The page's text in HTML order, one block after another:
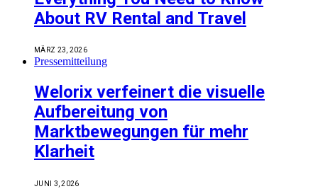
About RV Rental and Travel
MÄRZ 23, 2026
Pressemitteilung
Welorix verfeinert die visuelle
Aufbereitung von
Marktbewegungen für mehr
Klarheit
JUNI 3, 2026